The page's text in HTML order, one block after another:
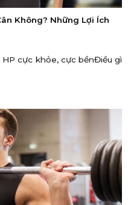
Không? Những Lợi Ích
cực khỏe, cực bềnĐiều gì